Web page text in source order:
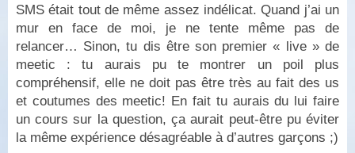
SMS était tout de même assez indélicat. Quand j’ai un
mur en face de moi, je ne tente même pas de
relancer… Sinon, tu dis être son premier « live » de
meetic : tu aurais pu te montrer un poil plus
compréhensif, elle ne doit pas être très au fait des us
et coutumes des meetic! En fait tu aurais du lui faire
un cours sur la question, ça aurait peut-être pu éviter
la même expérience désagréable à d’autres garçons ;)